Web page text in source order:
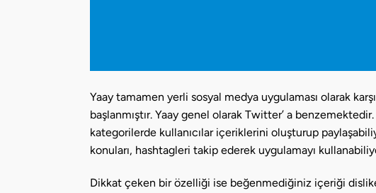
Yaay tamamen yerli sosyal medya uygulaması olarak
başlanmıştır. Yaay genel olarak Twitter’ a
kategorilerde kullanıcılar içeriklerini oluşturup
konuları, hashtagleri takip ederek uygulamayı
Dikkat çeken bir özelliği ise beğenmediğiniz içeriği